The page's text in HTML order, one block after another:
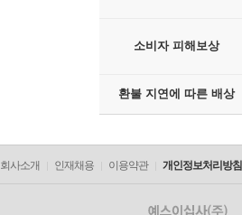
소비자 피해보상
환불 지연에 따른 배상
회사소개 인재채용 이용약관 개인정보처리방침